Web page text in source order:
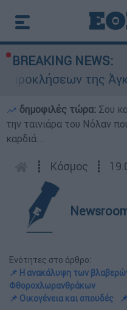
BREAKING NEWS:
της Άγκυρας
δημοφιλές τώρα: Σου
την ταινιάρα του Νόλαν
καρδιά...
┋ Κόσμος ┋
Ενότητες στο άρθρο:
📌 Η ανακάλυψη των
Φθοροχλωρανθράκων
📌 Οικογένεια και σπουδές